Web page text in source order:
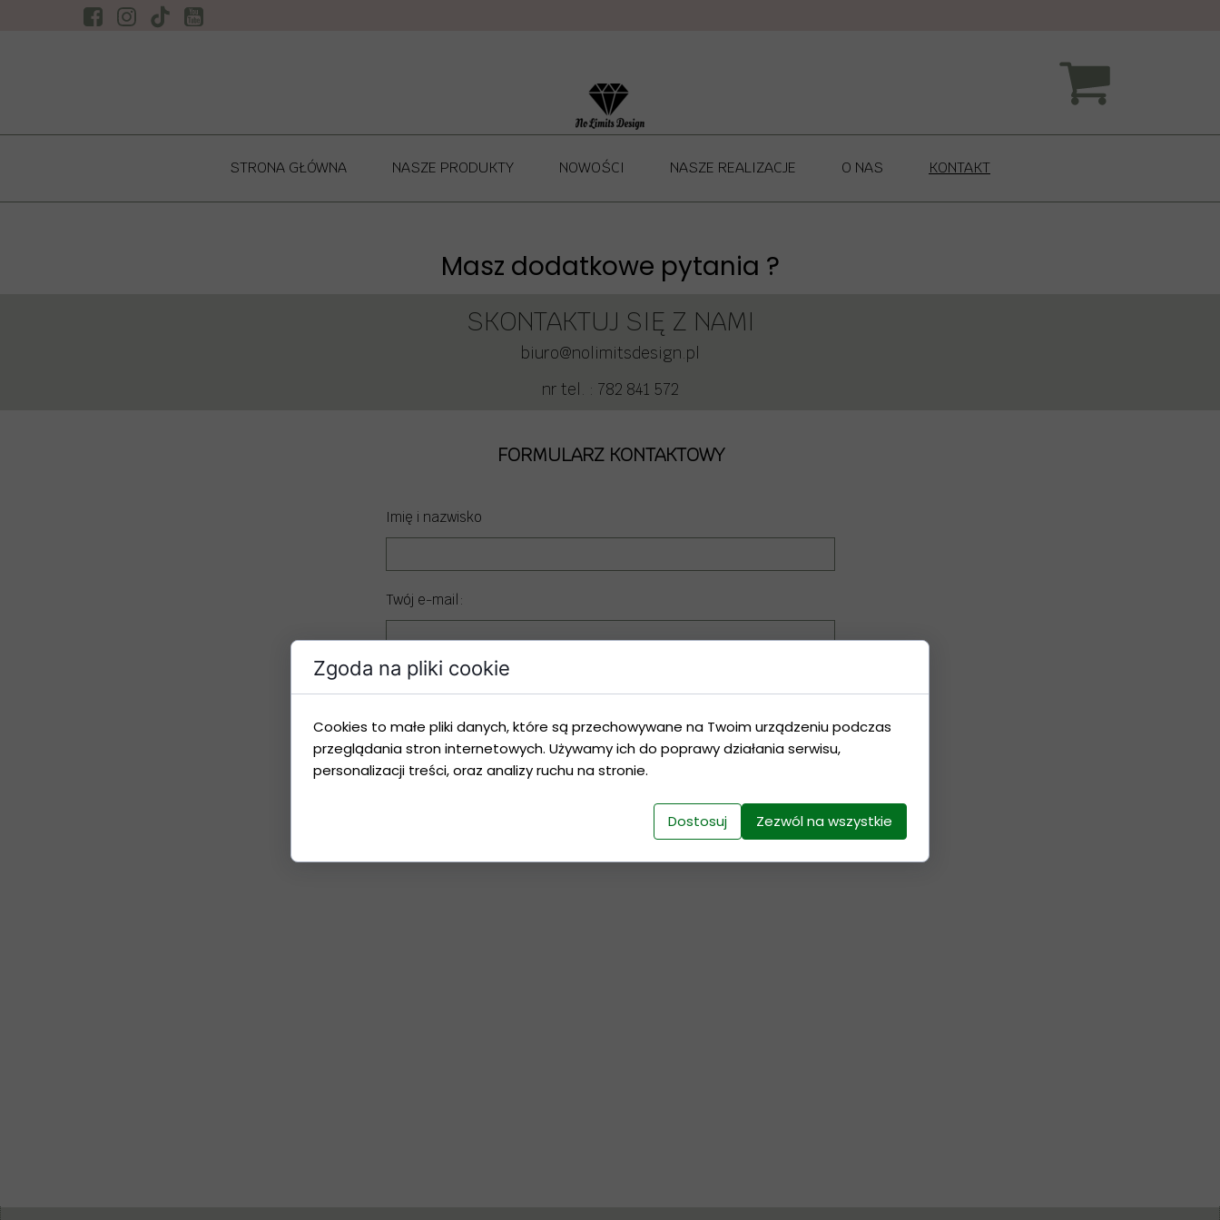
biuro@nolimitsdesign.pl
nr tel. : 782 841 572
FORMULARZ KONTAKTOWY
Masz dodatkowe pytania ?
SKONTAKTUJ SIĘ Z NAMI
STRONA GŁÓWNA NASZE PRODUKTY
NO LIMITS DESIGN - ŁÓŻKA DLA DZIECI
NO LIMITS DESIGN - PÓŁKI I REGAŁY DLA DZIECI
NO LIMITS DESIGN - STOLIKI I KRZESŁA DLA DZIECI
NO LIMITS DESIGN - POMOCNIK KUCHENNY
NO LIMITS DRSIGN-SKRZYNIE NA ZABAWKI
NOWOŚCI NASZE REALIZACJE O NAS KONTAKT
Imię i nazwisko
Twój e-mail:
Pytanie
Wyrażam zgodę na przetwarzanie moich danych osobowych.
Zgoda na pliki cookie
Cookies to małe pliki danych, które są przechowywane na Twoim urządzeniu podczas
przeglądania stron internetowych. Używamy ich do poprawy działania serwisu,
personalizacji treści, oraz analizy ruchu na stronie.
Dostosuj Zezwól na wszystkie